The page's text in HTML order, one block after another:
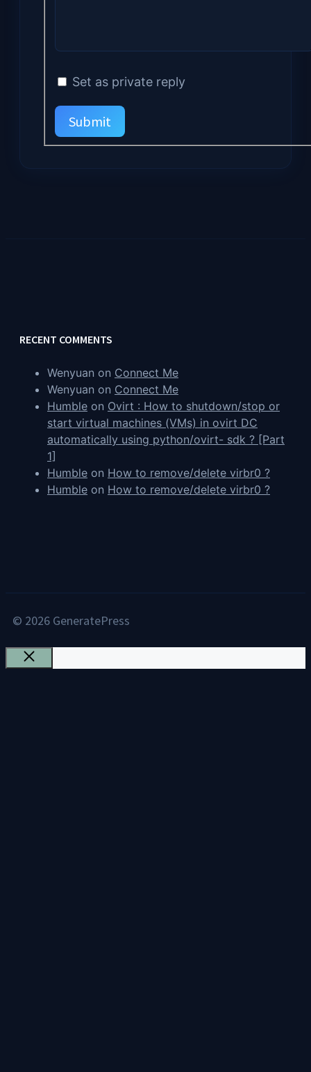
Set as private reply
Submit
RECENT COMMENTS
Wenyuan on Connect Me
Wenyuan on Connect Me
Humble on Ovirt : How to shutdown/stop or
start virtual machines (VMs) in ovirt DC
automatically using python/ovirt- sdk ? [Part
1]
Humble on How to remove/delete virbr0 ?
Humble on How to remove/delete virbr0 ?
© 2026 GeneratePress
Close